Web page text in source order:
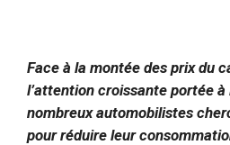
Face à la montée des prix du
l’attention croissante portée à
nombreux automobilistes
pour réduire leur